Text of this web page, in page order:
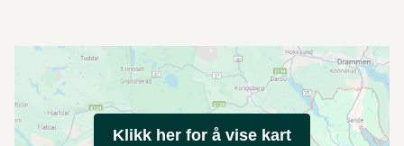
Klikk her for å vise kart